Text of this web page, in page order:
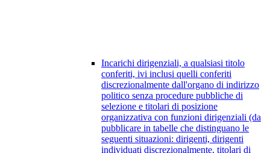
Incarichi dirigenziali, a qualsiasi titolo
conferiti, ivi inclusi quelli conferiti
discrezionalmente dall'organo di indirizzo
politico senza procedure pubbliche di
selezione e titolari di posizione
organizzativa con funzioni dirigenziali (da
pubblicare in tabelle che distinguano le
seguenti situazioni: dirigenti, dirigenti
individuati discrezionalmente, titolari di